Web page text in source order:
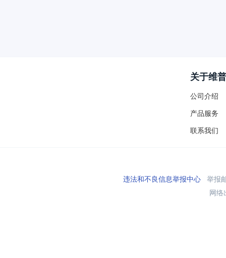
关于维普
公司介绍
产品服务
联系我们
违法和不良信息举报中心举报
网